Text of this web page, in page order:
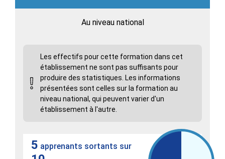
Au niveau national
Les effectifs pour cette formation dans cet
établissement ne sont pas suffisants pour
produire des statistiques. Les informations
présentées sont celles sur la formation au
niveau national, qui peuvent varier d'un
établissement à l'autre.
5 apprenants sortants sur